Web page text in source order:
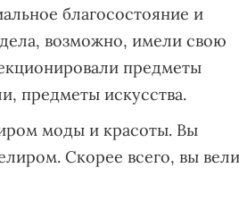
благосостояние и
возможно, имели свою
предметы
предметы искусства.
моды и красоты. Вы
Скорее всего, вы вели